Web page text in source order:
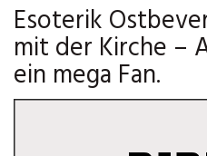
Esoterik
mit der Kirche –
ein mega Fan.